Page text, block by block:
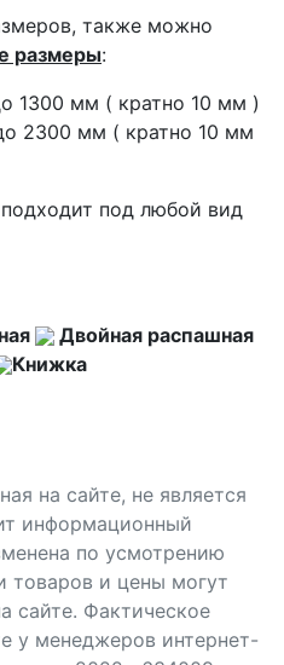
также можно
размеры:
1300 мм ( кратно 10 мм )
2300 мм ( кратно 10 мм
под любой вид
Двойная распашная
Книжка
на сайте, не является
информационный
по усмотрению
товаров и цены могут
сайте. Фактическое
у менеджеров интернет-